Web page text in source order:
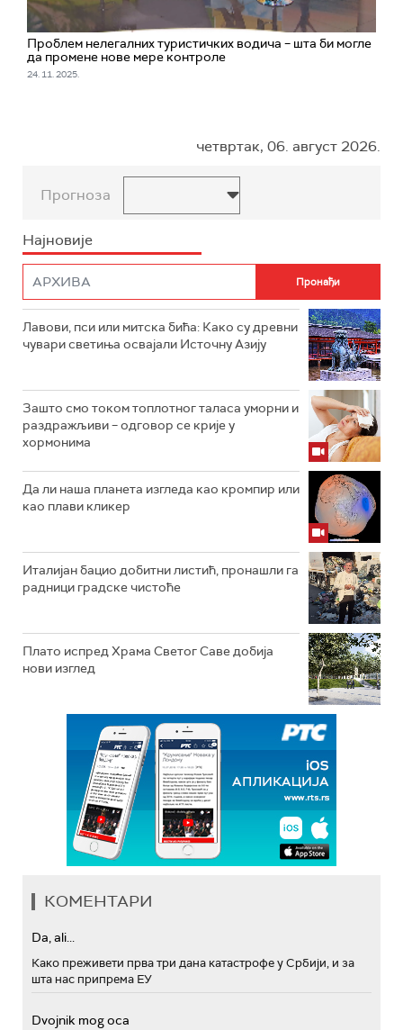
Проблем нелегалних туристичких водича – шта би могле
да промене нове мере контроле
24. 11. 2025.
четвртак, 06. август 2026.
Прогноза
Најновије
Лавови, пси или митска бића: Како су древни
чувари светиња освајали Источну Азију
Зашто смо током топлотног таласа уморни и
раздражљиви – одговор се крије у
хормонима
Да ли наша планета изгледа као кромпир или
као плави кликер
Италијан бацио добитни листић, пронашли га
радници градске чистоће
Плато испред Храма Светог Саве добија
нови изглед
КОМЕНТАРИ
Da, ali...
Како преживети прва три дана катастрофе у Србији, и за
шта нас припрема ЕУ
Dvojnik mog oca